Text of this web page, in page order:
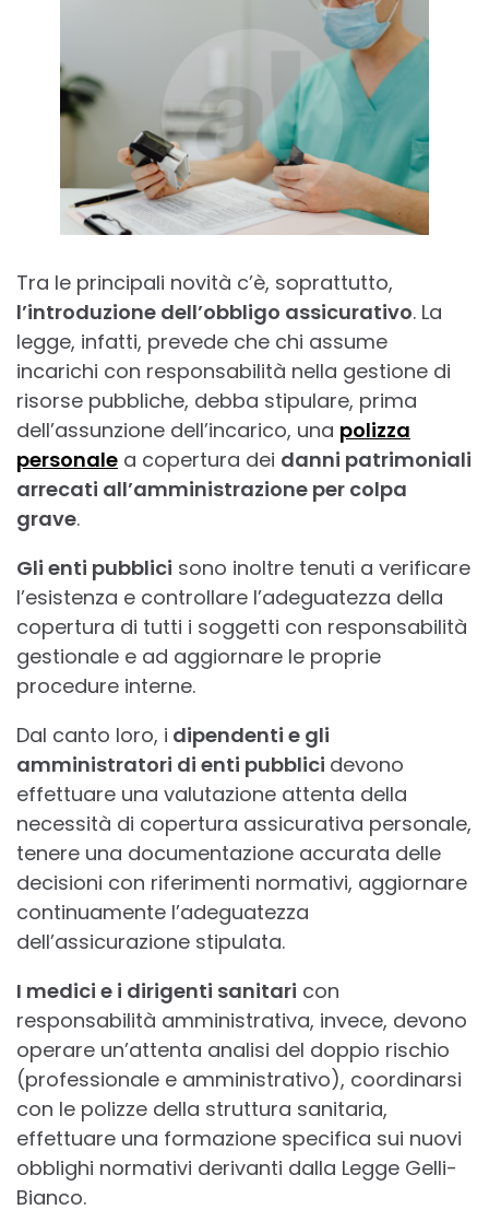
Tra le principali novità c’è, soprattutto,
l’introduzione dell’obbligo assicurativo. La
legge, infatti, prevede che chi assume
incarichi con responsabilità nella gestione di
risorse pubbliche, debba stipulare, prima
dell’assunzione dell’incarico, una polizza
personale a copertura dei danni patrimoniali
arrecati all’amministrazione per colpa
grave.
Gli enti pubblici sono inoltre tenuti a verificare
l’esistenza e controllare l’adeguatezza della
copertura di tutti i soggetti con responsabilità
gestionale e ad aggiornare le proprie
procedure interne.
Dal canto loro, i dipendenti e gli
amministratori di enti pubblici devono
effettuare una valutazione attenta della
necessità di copertura assicurativa personale,
tenere una documentazione accurata delle
decisioni con riferimenti normativi, aggiornare
continuamente l’adeguatezza
dell’assicurazione stipulata.
I medici e i dirigenti sanitari con
responsabilità amministrativa, invece, devono
operare un’attenta analisi del doppio rischio
(professionale e amministrativo), coordinarsi
con le polizze della struttura sanitaria,
effettuare una formazione specifica sui nuovi
obblighi normativi derivanti dalla Legge Gelli-
Bianco.